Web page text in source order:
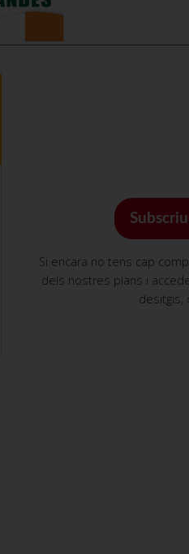
Si encara no tens cap
dels nostres plans i
desitgis,